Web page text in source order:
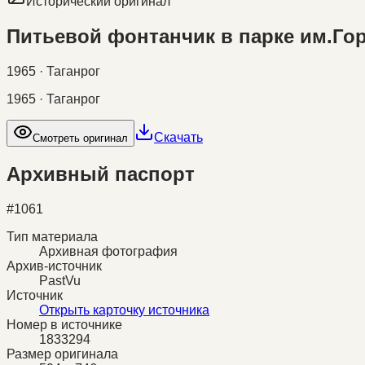
Питьевой фонтанчик в парке
1965 · Таганрог
1965 · Таганрог
Смотреть оригинал Скачать
Архивный паспорт
#1061
Тип материала
Архивная фотография
Архив-источник
PastVu
Источник
Открыть карточку источника
Номер в источнике
1833294
Размер оригинала